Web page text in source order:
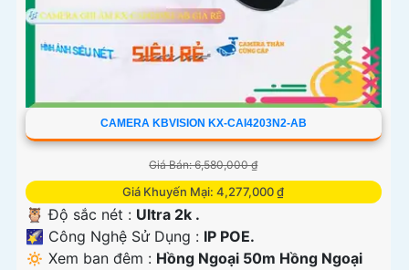
CAMERA KBVISION KX-CAI4203N2-AB
Giá Bán: 6,580,000 ₫
Giá Khuyến Mại: 4,277,000 ₫
🦉 Độ sắc nét : Ultra 2k .
🌠 Công Nghệ Sử Dụng : IP POE.
🔅 Xem ban đêm : Hồng Ngoại 50m Hồng Ngoại